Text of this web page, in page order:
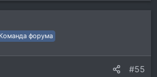
Команда форума
#55